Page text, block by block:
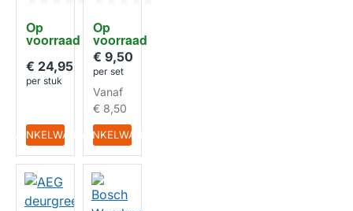
Op
voorraad
48019
€ 24,95
per stuk
IN WINKELWAGEN
Op
voorraad
€ 9,50
per set
Vanaf
€ 8,50
IN WINKELWAGEN